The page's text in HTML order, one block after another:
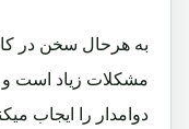
به هرحال سخن در
مشکلات زیاد است و
دوامدار را ایجاب